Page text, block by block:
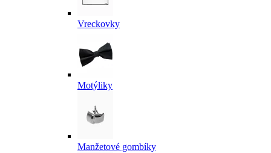
Vreckovky
Motýliky
Manžetové gombíky